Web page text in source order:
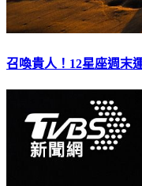
召喚貴人！12星座週末